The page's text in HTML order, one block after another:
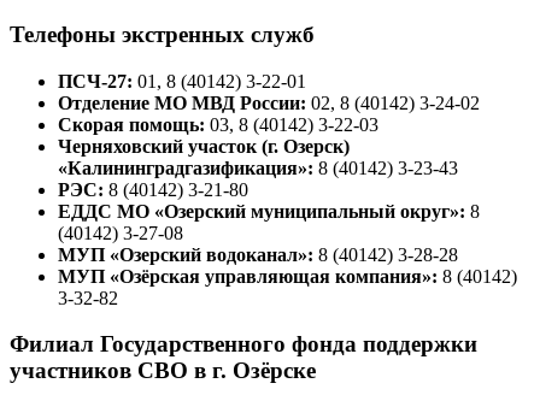
Телефоны экстренных служб
ПСЧ-27: 01, 8 (40142) 3-22-01
Отделение МО МВД России: 02, 8 (40142) 3-24-02
Скорая помощь: 03, 8 (40142) 3-22-03
Черняховский участок (г. Озерск)
«Калининградгазификация»: 8 (40142) 3-23-43
РЭС: 8 (40142) 3-21-80
ЕДДС МО «Озерский муниципальный округ»: 8
(40142) 3-27-08
МУП «Озерский водоканал»: 8 (40142) 3-28-28
МУП «Озёрская управляющая компания»: 8 (40142)
3-32-82
Филиал Государственного фонда поддержки
участников СВО в г. Озёрске